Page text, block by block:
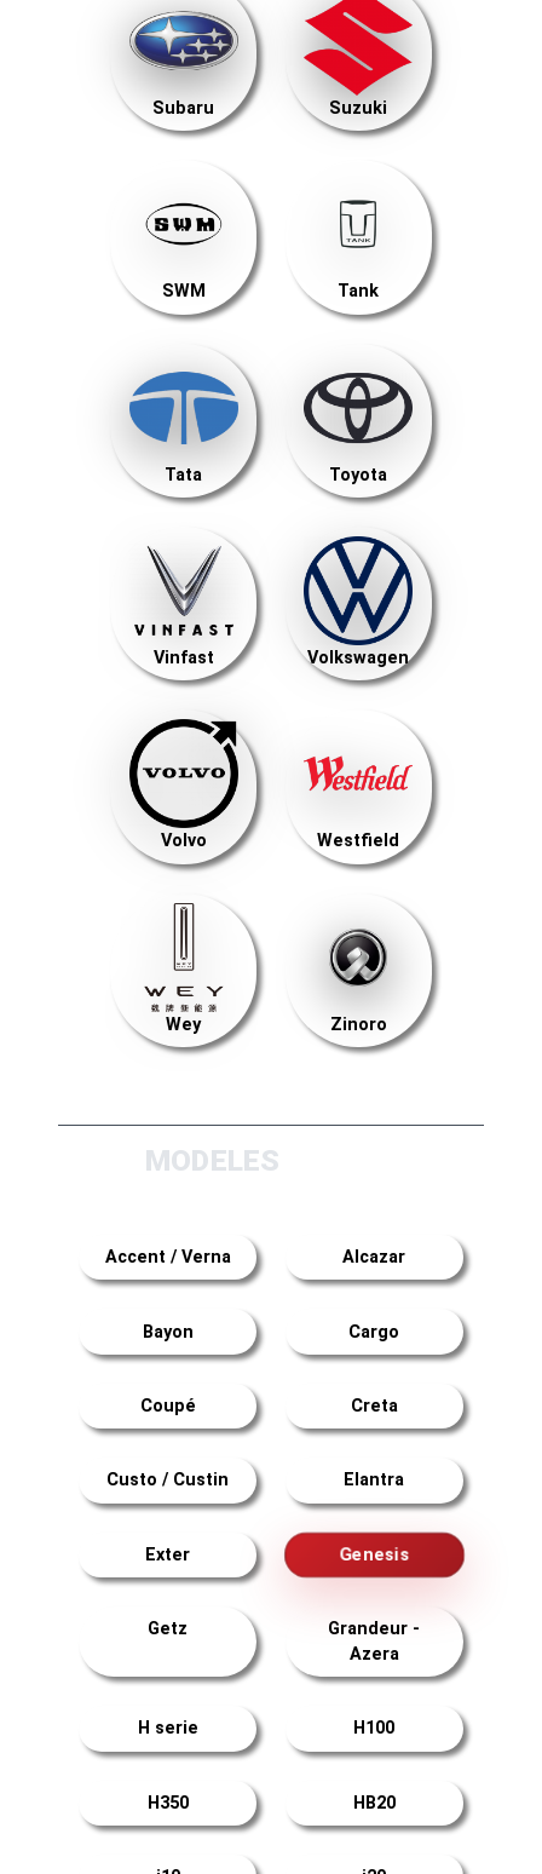
Subaru Suzuki
SWM Tank
Tata Toyota
Vinfast Volkswagen
Volvo Westfield
Wey Zinoro
MODELES
Accent / Verna Alcazar
Bayon Cargo
Coupé Creta
Custo / Custin Elantra
Exter Genesis
Getz
Grandeur -
Azera
H serie H100
H350 HB20